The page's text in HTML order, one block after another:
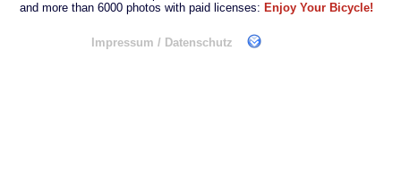
and more than 6000 photos with paid licenses: Enjoy Your Bicycle!
Impressum / Datenschutz